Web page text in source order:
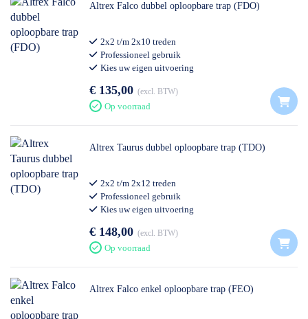
Altrex Falco dubbel oploopbare trap (FDO)
2x2 t/m 2x10 treden
Professioneel gebruik
Kies uw eigen uitvoering
€ 135,00 excl. BTW
Op voorraad
Altrex Taurus dubbel oploopbare trap (TDO)
2x2 t/m 2x12 treden
Professioneel gebruik
Kies uw eigen uitvoering
€ 148,00 excl. BTW
Op voorraad
Altrex Falco enkel oploopbare trap (FEO)